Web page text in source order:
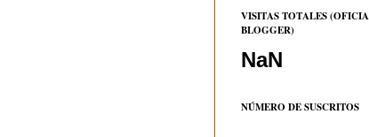
VISITAS TOTALES
BLOGGER)
NaN
NÚMERO DE SUSCRITOS